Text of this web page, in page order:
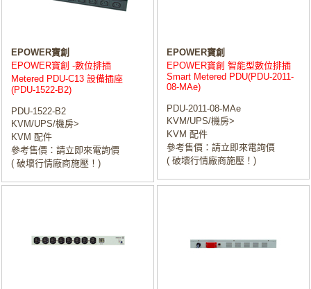
EPOWER寶創
EPOWER寶創 -數位排插
Metered PDU-C13 設備插座
(PDU-1522-B2)
PDU-1522-B2
KVM/UPS/機房>
KVM 配件
參考售價：請立即來電詢價
( 破壞行情廠商施壓！)
EPOWER寶創
EPOWER寶創 智能型數位排插
Smart Metered PDU(PDU-2011-
08-MAe)
PDU-2011-08-MAe
KVM/UPS/機房>
KVM 配件
參考售價：請立即來電詢價
( 破壞行情廠商施壓！)